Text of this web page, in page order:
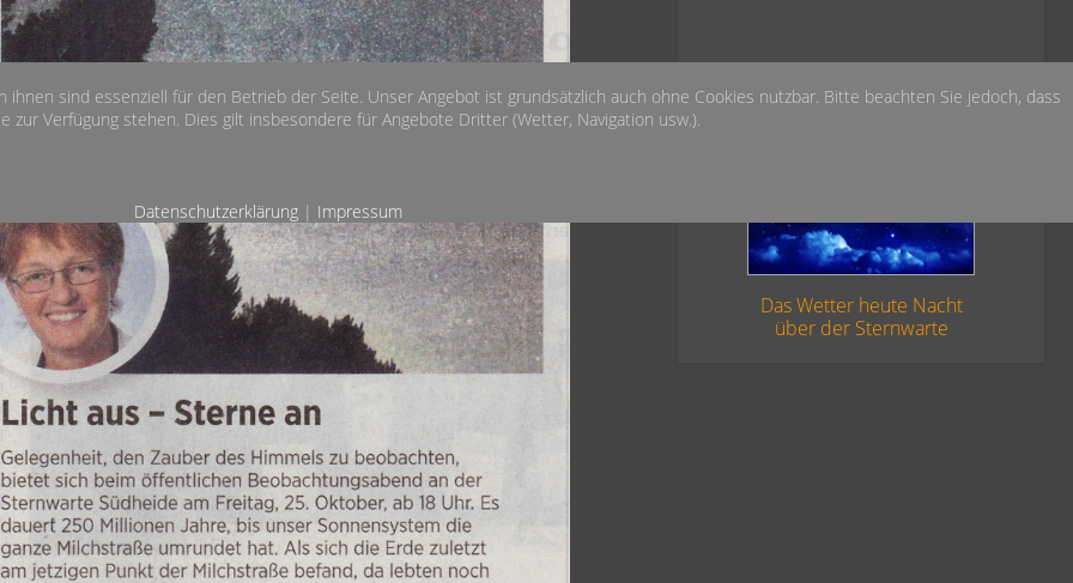
Das Wetter heute Nacht
über der Sternwarte
sind essenziell für den Betrieb der Seite. Unser Angebot ist grundsätzlich auch ohne Cookies nutzbar. Bitte beachten Sie jedoch, dass
Verfügung stehen. Dies gilt insbesondere für Angebote Dritter (Wetter, Navigation usw.).
Datenschutzerklärung | Impressum